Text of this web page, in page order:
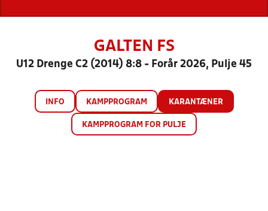
GALTEN FS
U12 Drenge C2 (2014) 8:8 - Forår 2026, Pulje 45
INFO KAMPPROGRAM KARANTÆNER
KAMPPROGRAM FOR PULJE